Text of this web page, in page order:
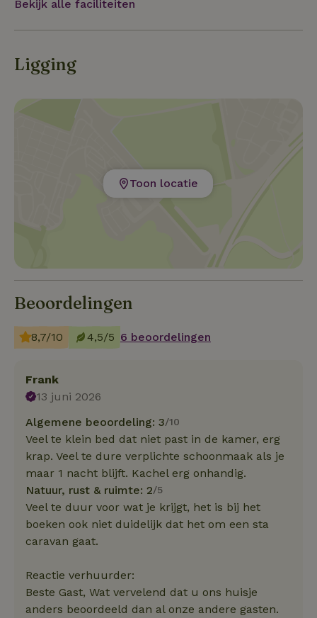
Bekijk alle faciliteiten
Ligging
Toon locatie
Beoordelingen
8,7/10 4,5/5 6 beoordelingen
Frank
13 juni 2026
Algemene beoordeling: 3/10
Veel te klein bed dat niet past in de kamer, erg
krap. Veel te dure verplichte schoonmaak als je
maar 1 nacht blijft. Kachel erg onhandig.
Natuur, rust & ruimte: 2/5
Veel te duur voor wat je krijgt, het is bij het
boeken ook niet duidelijk dat het om een sta
caravan gaat.
Reactie verhuurder:
Beste Gast, Wat vervelend dat u ons huisje
anders beoordeeld dan al onze andere gasten.